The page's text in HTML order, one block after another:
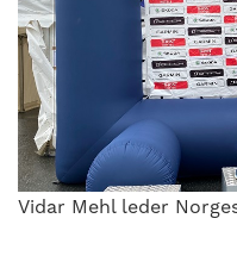
Vidar Mehl leder